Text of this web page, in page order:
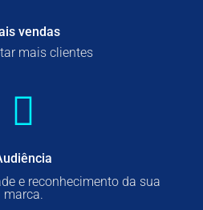
vendas
mais clientes
e reconhecimento da sua
marca.